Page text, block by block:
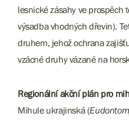
lesnické zásahy ve prospěch
výsadba vhodných dřevin).
druhem, jehož ochrana
vzácné druhy vázané na
Regionální akční plán pro
Mihule ukrajinská (